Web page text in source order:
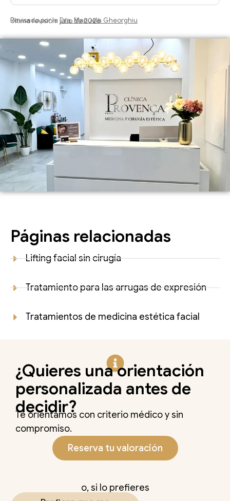
Revisado por la Dra. Manuela Gheorghiu
Última revisión: julio de 2026
Páginas relacionadas
Lifting facial sin cirugía
Tratamiento para las arrugas de expresión
Tratamientos de medicina estética facial
¿Quieres una orientación
personalizada antes de
decidir?
Te orientamos con criterio médico y sin
compromiso.
Reserva tu valoración
o, si lo prefieres